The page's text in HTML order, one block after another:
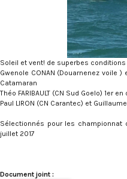
Soleil et vent! de superbes conditions
Gwenole CONAN (Douarnenez voile )
Catamaran
Théo FARIBAULT (CN Sud Goelo) 1er
Paul LIRON (CN Carantec) et
Sélectionnés pour les championnat
juillet 2017
Document joint :